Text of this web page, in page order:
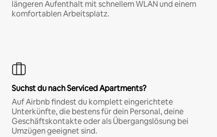
längeren Aufenthalt mit schnellem WLAN und einem
komfortablen Arbeitsplatz.
Suchst du nach Serviced Apartments?
Auf Airbnb findest du komplett eingerichtete
Unterkünfte, die bestens für dein Personal, deine
Geschäftskontakte oder als Übergangslösung bei
Umzügen geeignet sind.